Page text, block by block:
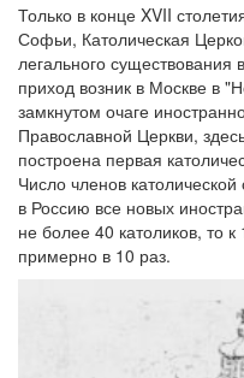
Только в конце XVII
Софьи, Католическая
легального существования
приход возник в Москве в
замкнутом очаге
Православной Церкви,
построена первая
Число членов
в Россию все новых
не более 40 католиков, то
примерно в 10 раз.